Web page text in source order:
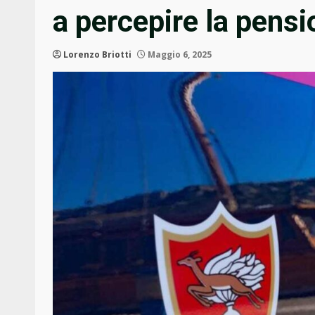
a percepire la
Lorenzo Briotti Maggio 6, 2025